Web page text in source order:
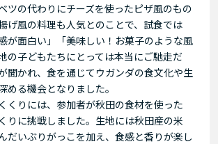
ツの代わりにチーズを使ったピザ風のもの
げ風の料理も人気とのことで、試食では
が面白い」「美味しい！お菓子のような風
の子どもたちにとっては本当にご馳走だ
聞かれ、食を通じてウガンダの食文化や生
める機会となりました。
くりには、参加者が秋田の食材を使った
りに挑戦しました。生地には秋田産の米
だいぶりがっこを加え、食感と香りが楽し